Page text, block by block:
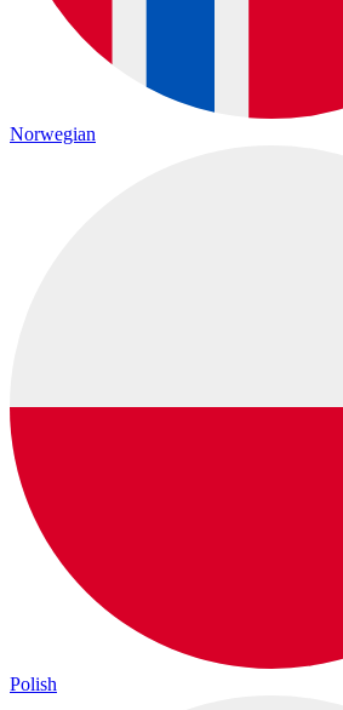
Norwegian
Polish